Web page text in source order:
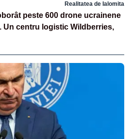
Realitatea de Ialomita
peste 600 drone ucrainene
Un centru logistic Wildberries,